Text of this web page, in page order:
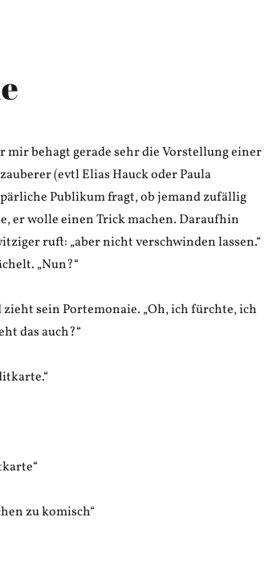
mir behagt gerade sehr die Vorstellung einer
(evtl Elias Hauck oder Paula
Publikum fragt, ob jemand zufällig
er wolle einen Trick machen. Daraufhin
ruft: „aber nicht verschwinden lassen.“
„Nun?“
zieht sein Portemonaie. „Oh, ich fürchte, ich
das auch?“
zu komisch“